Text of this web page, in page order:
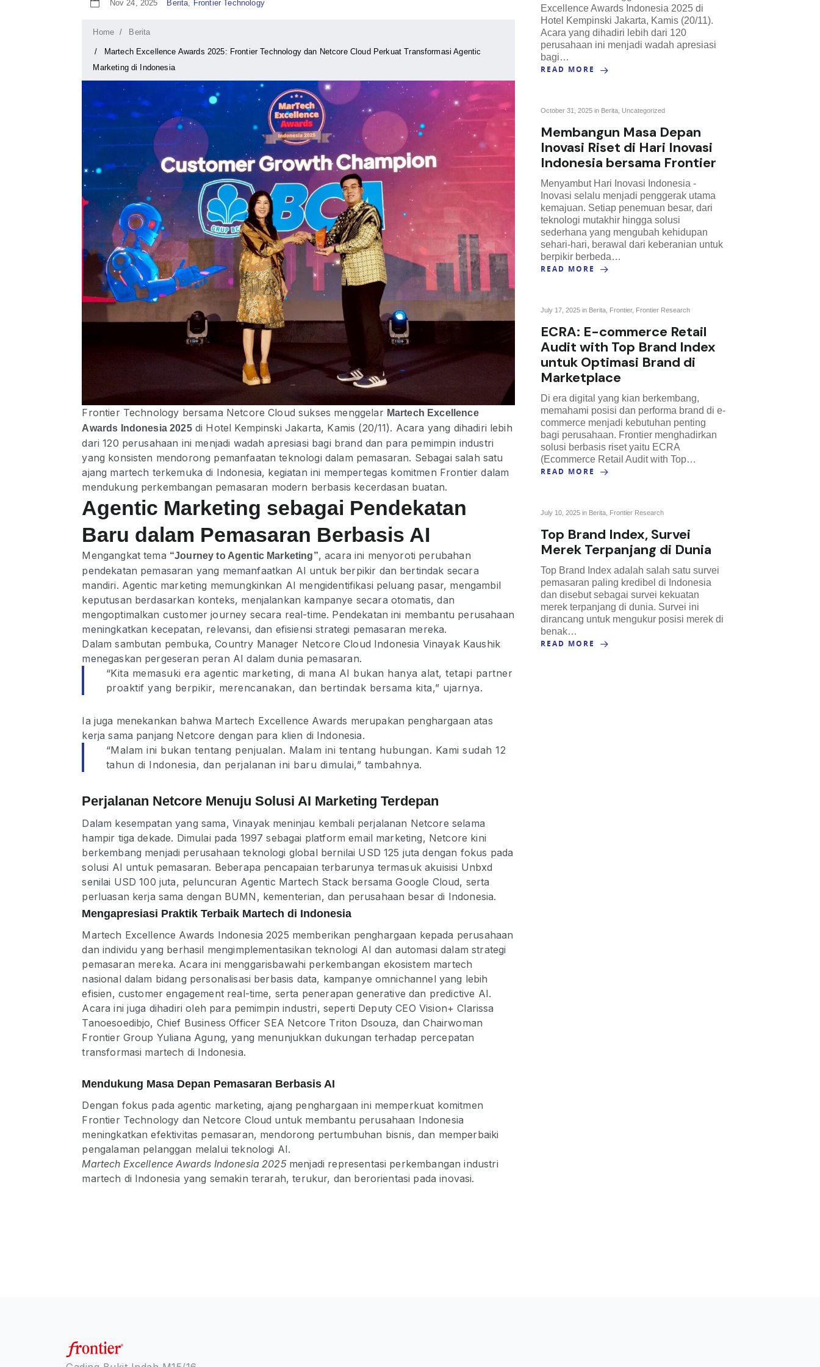
Nov 24, 2025 Berita, Frontier Technology
Home Berita
Martech Excellence Awards 2025: Frontier Technology dan Netcore Cloud Perkuat Transformasi Agentic
Marketing di Indonesia
Frontier Technology bersama Netcore Cloud sukses menggelar Martech Excellence
Awards Indonesia 2025di Hotel Kempinski Jakarta, Kamis (20/11). Acara yang dihadiri lebih
dari 120 perusahaan ini menjadi wadah apresiasi bagi brand dan para pemimpin industri
yang konsisten mendorong pemanfaatan teknologi dalam pemasaran. Sebagai salah satu
ajang martech terkemuka di Indonesia, kegiatan ini mempertegas komitmen Frontier dalam
mendukung perkembangan pemasaran modern berbasis kecerdasan buatan.
Agentic Marketing sebagai Pendekatan
Baru dalam Pemasaran Berbasis AI
Mengangkat tema “Journey to Agentic Marketing”, acara ini menyoroti perubahan
pendekatan pemasaran yang memanfaatkan AI untuk berpikir dan bertindak secara
mandiri. Agentic marketing memungkinkan AI mengidentifikasi peluang pasar, mengambil
keputusan berdasarkan konteks, menjalankan kampanye secara otomatis, dan
mengoptimalkan customer journey secara real-time. Pendekatan ini membantu perusahaan
meningkatkan kecepatan, relevansi, dan efisiensi strategi pemasaran mereka.
Dalam sambutan pembuka, Country Manager Netcore Cloud Indonesia Vinayak Kaushik
menegaskan pergeseran peran AI dalam dunia pemasaran.
“Kita memasuki era agentic marketing, di mana AI bukan hanya alat, tetapi partner
proaktif yang berpikir, merencanakan, dan bertindak bersama kita,” ujarnya.
Ia juga menekankan bahwa Martech Excellence Awards merupakan penghargaan atas
kerja sama panjang Netcore dengan para klien di Indonesia.
“Malam ini bukan tentang penjualan. Malam ini tentang hubungan. Kami sudah 12
tahun di Indonesia, dan perjalanan ini baru dimulai,” tambahnya.
Perjalanan Netcore Menuju Solusi AI Marketing Terdepan
Dalam kesempatan yang sama, Vinayak meninjau kembali perjalanan Netcore selama
hampir tiga dekade. Dimulai pada 1997 sebagai platform email marketing, Netcore kini
berkembang menjadi perusahaan teknologi global bernilai USD 125 juta dengan fokus pada
solusi AI untuk pemasaran. Beberapa pencapaian terbarunya termasuk akuisisi Unbxd
senilai USD 100 juta, peluncuran Agentic Martech Stack bersama Google Cloud, serta
perluasan kerja sama dengan BUMN, kementerian, dan perusahaan besar di Indonesia.
Mengapresiasi Praktik Terbaik Martech di Indonesia
Martech Excellence Awards Indonesia 2025 memberikan penghargaan kepada perusahaan
dan individu yang berhasil mengimplementasikan teknologi AI dan automasi dalam strategi
pemasaran mereka. Acara ini menggarisbawahi perkembangan ekosistem martech
nasional dalam bidang personalisasi berbasis data, kampanye omnichannel yang lebih
efisien, customer engagement real-time, serta penerapan generative dan predictive AI.
Acara ini juga dihadiri oleh para pemimpin industri, seperti Deputy CEO Vision+ Clarissa
Tanoesoedibjo, Chief Business Officer SEA Netcore Triton Dsouza, dan Chairwoman
Frontier Group Yuliana Agung, yang menunjukkan dukungan terhadap percepatan
transformasi martech di Indonesia.
Mendukung Masa Depan Pemasaran Berbasis AI
Dengan fokus pada agentic marketing, ajang penghargaan ini memperkuat komitmen
Frontier Technology dan Netcore Cloud untuk membantu perusahaan Indonesia
meningkatkan efektivitas pemasaran, mendorong pertumbuhan bisnis, dan memperbaiki
pengalaman pelanggan melalui teknologi AI.
Martech Excellence Awards Indonesia 2025menjadi representasi perkembangan industri
martech di Indonesia yang semakin terarah, terukur, dan berorientasi pada inovasi.
Excellence Awards Indonesia 2025 di
Hotel Kempinski Jakarta, Kamis (20/11).
Acara yang dihadiri lebih dari 120
perusahaan ini menjadi wadah apresiasi
bagi…
READ MORE
October 31, 2025 in Berita Uncategorized
Membangun Masa Depan
Inovasi Riset di Hari Inovasi
Indonesia bersama Frontier
Menyambut Hari Inovasi Indonesia -
Inovasi selalu menjadi penggerak utama
kemajuan. Setiap penemuan besar, dari
teknologi mutakhir hingga solusi
sederhana yang mengubah kehidupan
sehari-hari, berawal dari keberanian untuk
berpikir berbeda…
READ MORE
July 17, 2025 in Berita Frontier, Frontier Research
ECRA: E-commerce Retail
Audit with Top Brand Index
untuk Optimasi Brand di
Marketplace
Di era digital yang kian berkembang,
memahami posisi dan performa brand di e-
commerce menjadi kebutuhan penting
bagi perusahaan. Frontier menghadirkan
solusi berbasis riset yaitu ECRA
(Ecommerce Retail Audit with Top…
READ MORE
July 10, 2025 in Berita Frontier Research
Top Brand Index, Survei
Merek Terpanjang di Dunia
Top Brand Index adalah salah satu survei
pemasaran paling kredibel di Indonesia
dan disebut sebagai survei kekuatan
merek terpanjang di dunia. Survei ini
dirancang untuk mengukur posisi merek di
benak…
READ MORE